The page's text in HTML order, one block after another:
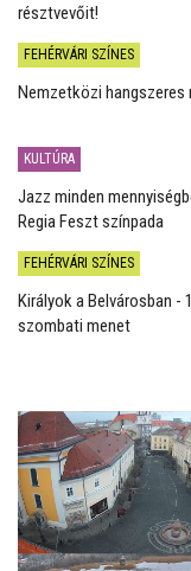
résztvevőit!
FEHÉRVÁRI SZÍNES
Nemzetközi hangszeres
KULTÚRA
Jazz minden
Regia Feszt színpada
FEHÉRVÁRI SZÍNES
Királyok a Belvárosban -
szombati menet